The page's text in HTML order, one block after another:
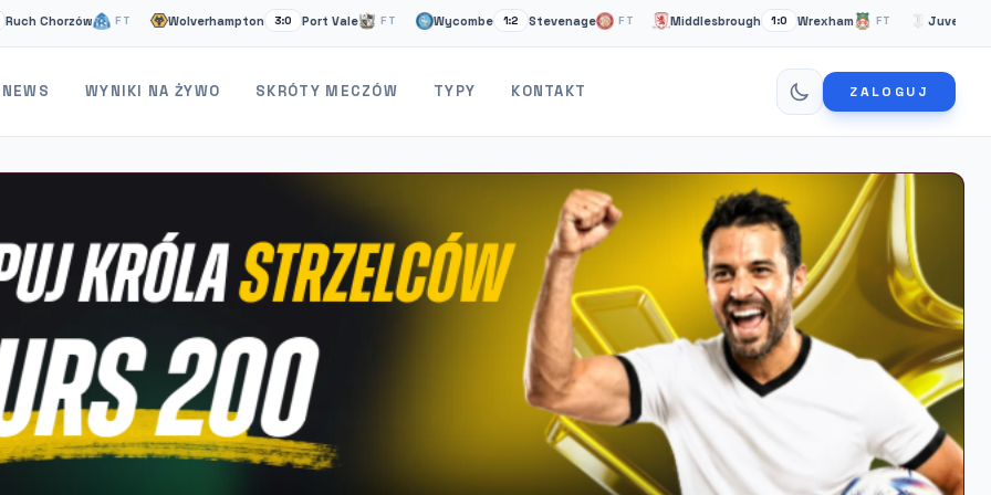
FT Wolverhampton 3:0 Port Vale FT Wycombe 1:2 Stevenage FT Middlesbrough 1:0 Wrexham FT Juventus Turyn
NEWS WYNIKI NA ŻYWO SKRÓTY MECZÓW TYPY KONTAKT ZALOGUJ